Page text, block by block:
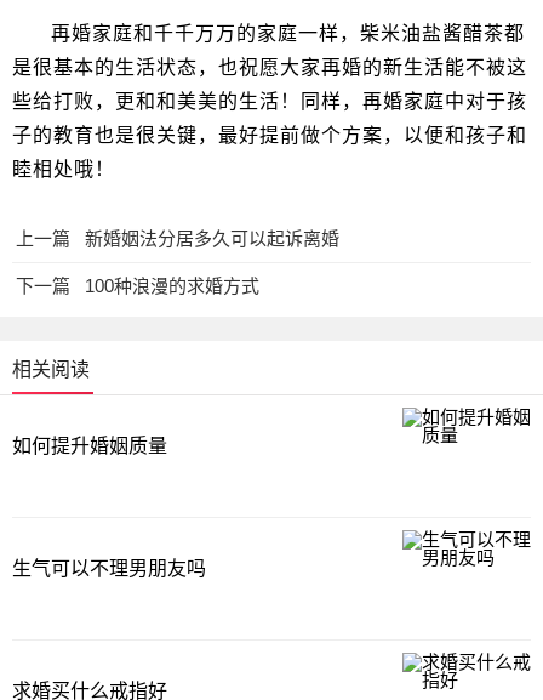
再婚家庭和千千万万的家庭一样，柴米油盐酱醋茶都
是很基本的生活状态，也祝愿大家再婚的新生活能不被这
些给打败，更和和美美的生活！同样，再婚家庭中对于孩
子的教育也是很关键，最好提前做个方案，以便和孩子和
睦相处哦！
上一篇 新婚姻法分居多久可以起诉离婚
下一篇 100种浪漫的求婚方式
相关阅读
如何提升婚姻质量
生气可以不理男朋友吗
求婚买什么戒指好